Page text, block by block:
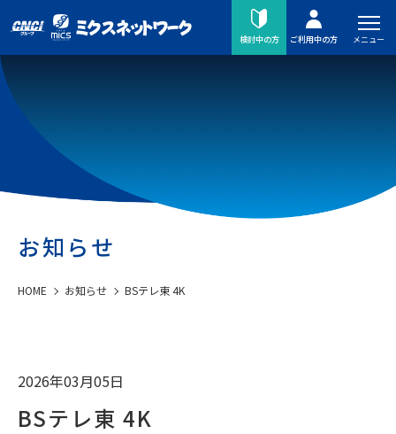
検討中の方 ご利用中の方 メニュー
お知らせ
HOME お知らせ BSテレ東 4K
2026年03月05日
BSテレ東 4K